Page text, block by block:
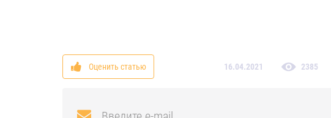
Оценить статью 16.04.2021 2385